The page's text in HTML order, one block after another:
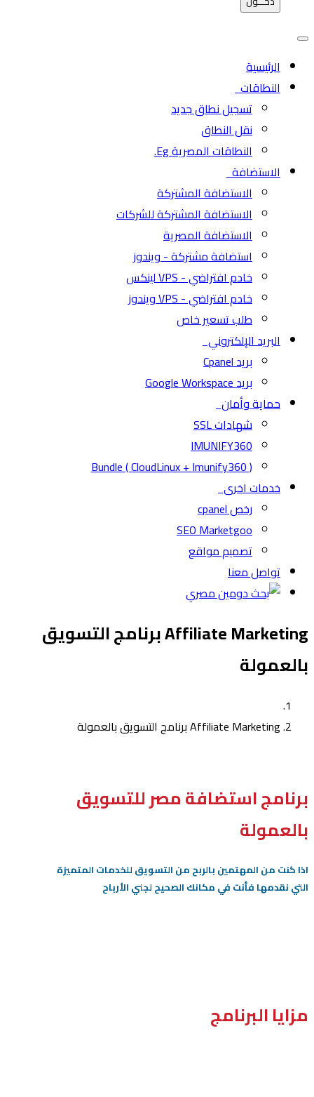
الرئيسية
النطاقات
تسجيل نطاق جديد
نقل النطاق
النطاقات المصرية Eg.
الاستضافة
الاستضافة المشتركة
الاستضافة المشتركة للشركات
الاستضافة المصرية
استضافة مشتركة - ويندوز
خادم افتراضي - VPS لينكس
خادم افتراضي - VPS ويندوز
طلب تسعير خاص
البريد الإلكتروني
بريد Cpanel
بريد Google Workspace
حماية وأمان
شهادات SSL
IMUNIFY360
( CloudLinux + Imunify360 ) Bundle
خدمات اخرى
رخص cpanel
SEO Marketgoo
تصميم مواقع
تواصل معنا
Affiliate Marketing برنامج التسويق
بالعمولة
Affiliate Marketing برنامج التسويق بالعمولة
برنامج استضافة مصر للتسويق
بالعمولة
اذا كنت من المهتمين بالربح من التسويق للخدمات المتميزة
التي نقدمها فأنت في مكانك الصحيح لجني الأرباح
مزايا البرنامج